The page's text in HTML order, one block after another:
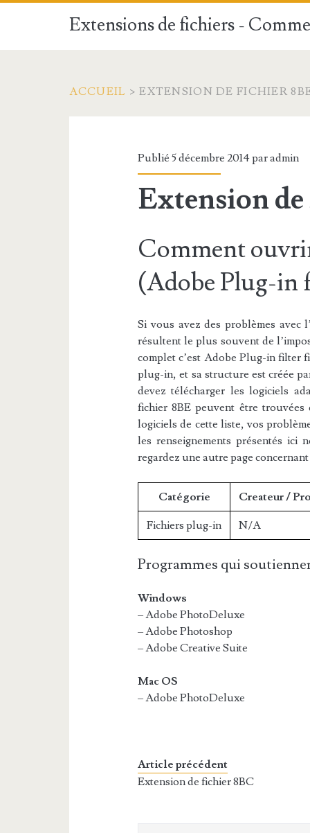
Extensions de fichiers -
ACCUEIL > EXTENSION DE FICHIER
Publié 5 décembre 2014 paradmin
Extension
Comment
(Adobe Plug-in
Si vous avez des problèmes
résultent le plus souvent de
complet c’est Adobe Plug-in filter
plug-in, et sa structure est créée
devez télécharger les logiciels
fichier 8BE peuvent être
logiciels de cette liste, vos
les renseignements présentés ici
regardez une autre page
Catégorie Createur /
Fichiers plug-in N/A
Programmes qui
Windows
– Adobe PhotoDeluxe
– Adobe Photoshop
– Adobe Creative Suite
Mac OS
– Adobe PhotoDeluxe
Article précédent
Extension de fichier 8BC